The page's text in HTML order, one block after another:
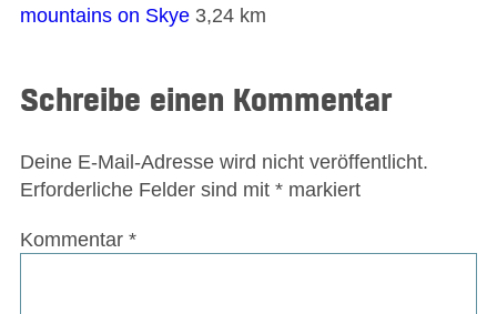
mountains on Skye 3,24 km
Schreibe einen Kommentar
Deine E-Mail-Adresse wird nicht veröffentlicht.
Erforderliche Felder sind mit * markiert
Kommentar *